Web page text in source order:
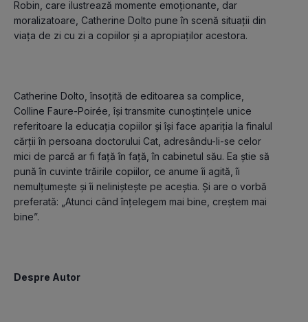
Robin, care ilustrează momente emoţionante, dar
moralizatoare, Catherine Dolto pune în scenă situații din
Catherine Dolto, însoțită de editoarea sa complice,
Colline Faure-Poirée, îşi transmite cunoștințele unice
referitoare la educația copiilor și își face apariția la finalul
cărții în persoana doctorului Cat, adresându-li-se celor
mici de parcă ar fi față în față, în cabinetul său. Ea ştie să
pună în cuvinte trăirile copiilor, ce anume îi agită, îi
nemulțumește și îi neliniștește pe aceştia. Şi are o vorbă
preferată: „Atunci când înțelegem mai bine, creștem mai
Despre Autor